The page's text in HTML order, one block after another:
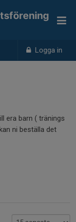
Logga in
era barn ( tränings
ni beställa det